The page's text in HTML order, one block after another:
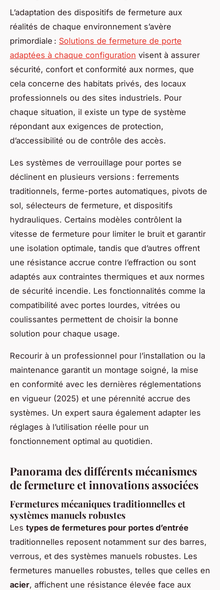
L’adaptation des dispositifs de fermeture aux
réalités de chaque environnement s’avère
primordiale : Solutions de fermeture de porte
adaptées à chaque configuration visent à assurer
sécurité, confort et conformité aux normes, que
cela concerne des habitats privés, des locaux
professionnels ou des sites industriels. Pour
chaque situation, il existe un type de système
répondant aux exigences de protection,
d’accessibilité ou de contrôle des accès.
Les systèmes de verrouillage pour portes se
déclinent en plusieurs versions : ferrements
traditionnels, ferme-portes automatiques, pivots de
sol, sélecteurs de fermeture, et dispositifs
hydrauliques. Certains modèles contrôlent la
vitesse de fermeture pour limiter le bruit et garantir
une isolation optimale, tandis que d’autres offrent
une résistance accrue contre l’effraction ou sont
adaptés aux contraintes thermiques et aux normes
de sécurité incendie. Les fonctionnalités comme la
compatibilité avec portes lourdes, vitrées ou
coulissantes permettent de choisir la bonne
solution pour chaque usage.
Recourir à un professionnel pour l’installation ou la
maintenance garantit un montage soigné, la mise
en conformité avec les dernières réglementations
en vigueur (2025) et une pérennité accrue des
systèmes. Un expert saura également adapter les
réglages à l’utilisation réelle pour un
fonctionnement optimal au quotidien.
Panorama des différents mécanismes
de fermeture et innovations associées
Fermetures mécaniques traditionnelles et
systèmes manuels robustes
Les types de fermetures pour portes d’entrée
traditionnelles reposent notamment sur des barres,
verrous, et des systèmes manuels robustes. Les
fermetures manuelles robustes, telles que celles en
acier, affichent une résistance élevée face aux